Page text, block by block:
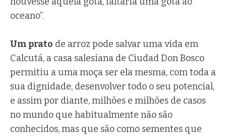
oceano”.
Um prato de arroz pode salvar uma vida em
Calcutá, a casa salesiana de Ciudad Don Bosco
permitiu a uma moça ser ela mesma, com toda a
sua dignidade, desenvolver todo o seu potencial,
e assim por diante, milhões e milhões de casos
no mundo que habitualmente não são
conhecidos, mas que são como sementes que